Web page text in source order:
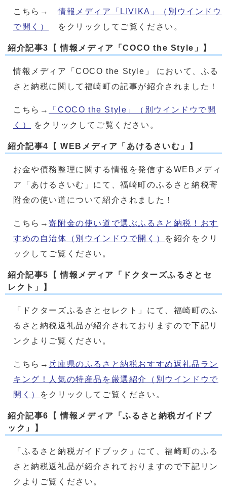
こちら→情報メディア「LIVIKA」
（別ウインドウ
で開く）
をクリックしてご覧ください。
紹介記事3【 情報メディア「COCO the Style」】
情報メディア「COCO the Style」 において、ふる
さと納税に関して福崎町の記事が紹介されました！
こちら→ 「COCO the Style」
（別ウインドウで開
く）
をクリックしてご覧ください。
紹介記事4【 WEBメディア「あけるさいむ」】
お金や債務整理に関する情報を発信するWEBメディ
ア「あけるさいむ」にて、福崎町のふるさと納税寄
附金の使い道について紹介されました！
こちら→寄附金の使い道で選ぶふるさと納税！おす
すめの自治体 （別ウインドウで開く）
を紹介をクリ
ックしてご覧ください。
紹介記事5【 情報メディア「ドクターズふるさとセ
レクト」】
「ドクターズふるさとセレクト」にて、福崎町のふ
るさと納税返礼品が紹介されておりますので下記リ
ンクよりご覧ください。
こちら→兵庫県のふるさと納税おすすめ返礼品ラン
キング！人気の特産品を厳選紹介
（別ウインドウで
開く）
をクリックしてご覧ください。
紹介記事6【 情報メディア「ふるさと納税ガイドブ
ック」】
「ふるさと納税ガイドブック」にて、福崎町のふる
さと納税返礼品が紹介されておりますので下記リン
クよりご覧ください。